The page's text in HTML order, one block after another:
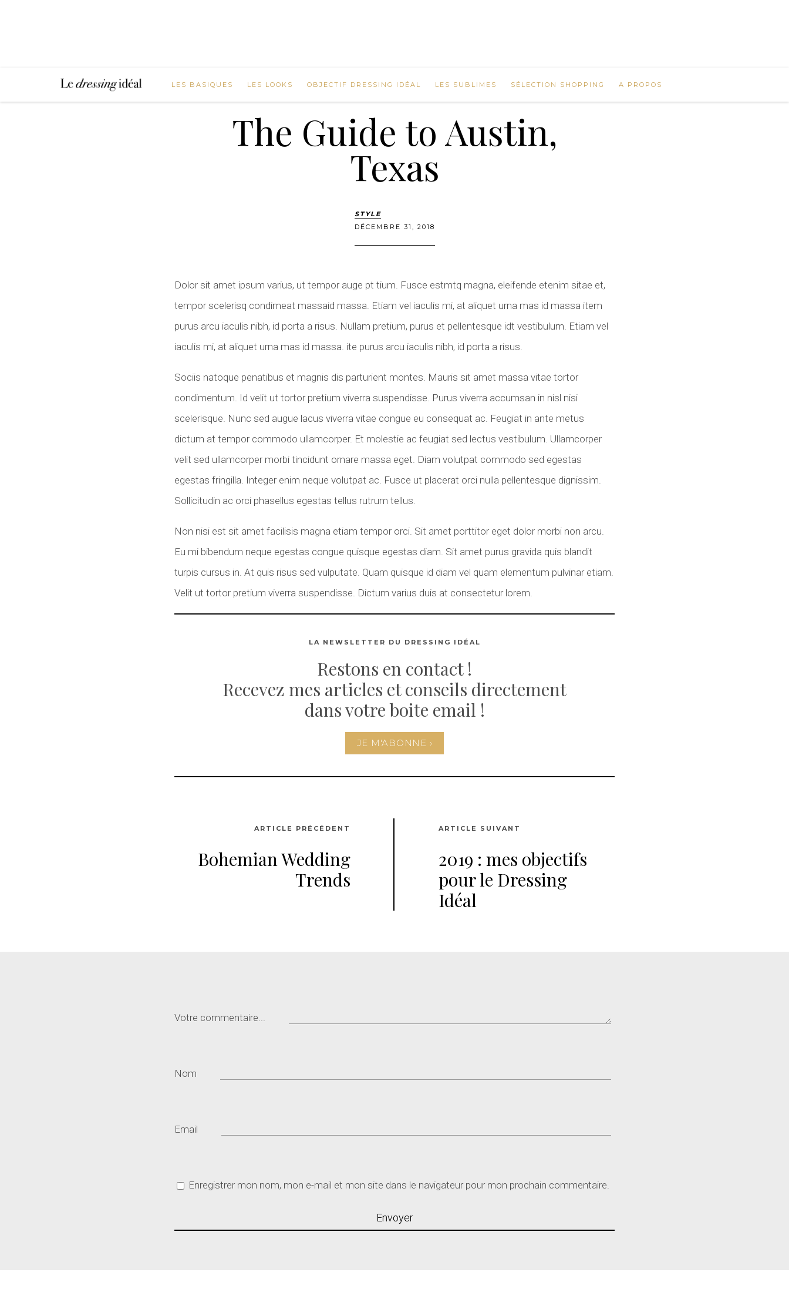
LES BASIQUES LES LOOKS OBJECTIF DRESSING IDÉAL LES SUBLIMES SÉLECTION SHOPPING A PROPOS
The Guide to Austin,
Texas
STYLE
DÉCEMBRE 31, 2018
Dolor sit amet ipsum varius, ut tempor auge pt tium. Fusce estmtq magna, eleifende etenim sitae et,
tempor scelerisq condimeat massaid massa. Etiam vel iaculis mi, at aliquet urna mas id massa item
purus arcu iaculis nibh, id porta a risus. Nullam pretium, purus et pellentesque idt vestibulum. Etiam vel
iaculis mi, at aliquet urna mas id massa. ite purus arcu iaculis nibh, id porta a risus.
Sociis natoque penatibus et magnis dis parturient montes. Mauris sit amet massa vitae tortor
condimentum. Id velit ut tortor pretium viverra suspendisse. Purus viverra accumsan in nisl nisi
scelerisque. Nunc sed augue lacus viverra vitae congue eu consequat ac. Feugiat in ante metus
dictum at tempor commodo ullamcorper. Et molestie ac feugiat sed lectus vestibulum. Ullamcorper
velit sed ullamcorper morbi tincidunt ornare massa eget. Diam volutpat commodo sed egestas
egestas fringilla. Integer enim neque volutpat ac. Fusce ut placerat orci nulla pellentesque dignissim.
Sollicitudin ac orci phasellus egestas tellus rutrum tellus.
Non nisi est sit amet facilisis magna etiam tempor orci. Sit amet porttitor eget dolor morbi non arcu.
Eu mi bibendum neque egestas congue quisque egestas diam. Sit amet purus gravida quis blandit
turpis cursus in. At quis risus sed vulputate. Quam quisque id diam vel quam elementum pulvinar etiam.
Velit ut tortor pretium viverra suspendisse. Dictum varius duis at consectetur lorem.
LA NEWSLETTER DU DRESSING IDÉAL
Restons en contact !
Recevez mes articles et conseils directement
dans votre boite email !
JE M'ABONNE ›
ARTICLE PRÉCÉDENT
Bohemian Wedding
Trends
ARTICLE SUIVANT
2019 : mes objectifs
pour le Dressing
Idéal
Votre commentaire...
Nom
Email
Enregistrer mon nom, mon e-mail et mon site dans le navigateur pour mon prochain commentaire.